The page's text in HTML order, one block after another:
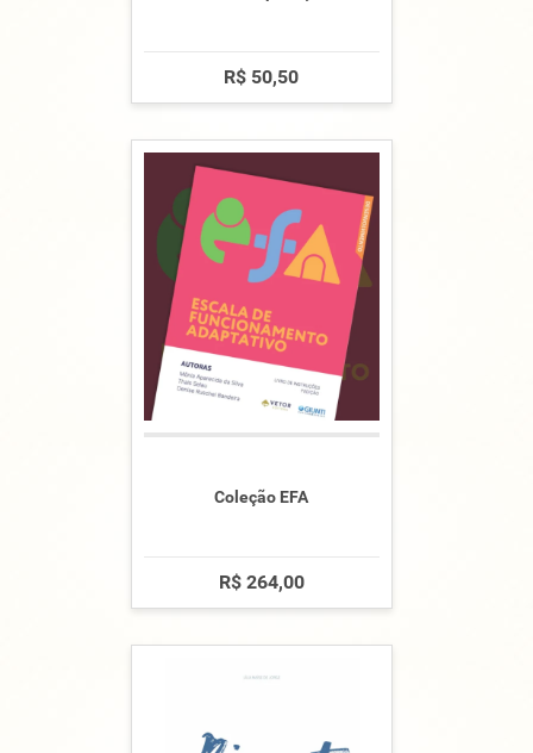
R$ 50,50
Coleção EFA
R$ 264,00